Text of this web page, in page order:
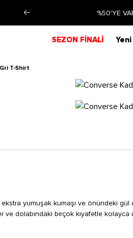
SEZON FİNALİ
T-Shirt
yumuşak kumaşı ve önündeki
dolabındaki birçok kıyafetle kolayca